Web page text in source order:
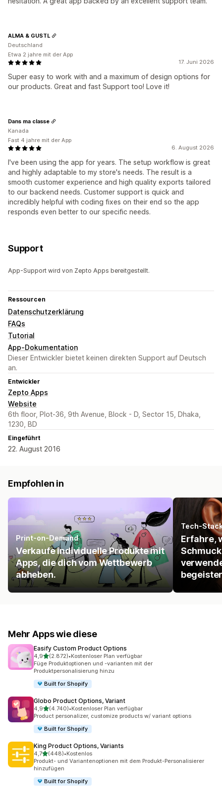
17. Juni 2026
Super easy to work with and a maximum of design options for
our products. Great and fast Support too! Love it!
ALMA & GUSTL
Deutschland
Etwa 2 jahre mit der App
6. August 2026
I've been using the app for years. The setup workflow is great
and highly adaptable to my store's needs. The result is a
smooth customer experience and high quality exports tailored
to our backend needs. Customer support is quick and
incredibly helpful with coding fixes on their end so the app
responds even better to our specific needs.
Dans ma classe
Kanada
Fast 4 jahre mit der App
Support
App-Support wird von Zepto Apps bereitgestellt.
Ressourcen
Datenschutzerklärung
FAQs
Tutorial
App-Dokumentation
Dieser Entwickler bietet keinen direkten Support auf Deutsch
an.
Entwickler
Zepto Apps
Website
6th floor, Plot-36, 9th Avenue, Block - D, Sector 15, Dhaka,
1230, BD
Eingeführt
22. August 2016
Empfohlen in
Print-on-Demand
Verkaufe individuelle Produkte mit
Apps, die dich vom Wettbewerb
abheben.
Tech-
Erfahre,
Mehr Apps wie diese
Easify Custom Product Options
4,9von 5 Sternen
(2.872)
2872 Rezensionen insgesamt
•Kostenloser Plan verfügbar
Füge Produktoptionen und -varianten mit der
Produktpersonalisierung hinzu
Built for Shopify
Globo Product Options, Variant
4,9von 5 Sternen
(4.740)
4740 Rezensionen insgesamt
•Kostenloser Plan verfügbar
Product personalizer, customize products w/ variant options
Built for Shopify
King Product Options, Variants
4,7von 5 Sternen
(448)
448 Rezensionen insgesamt
•Kostenlos
Produkt- und Variantenoptionen mit dem Produkt-Personalisierer
hinzufügen
Built for Shopify